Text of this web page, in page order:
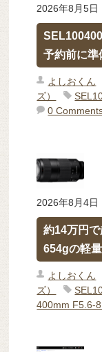
2026年8月5日
予約前に準
よしおくん
ズ）
0
2026年8月4日
約14万円
654gの軽
よしおくん
ズ）
400mm F5.6-